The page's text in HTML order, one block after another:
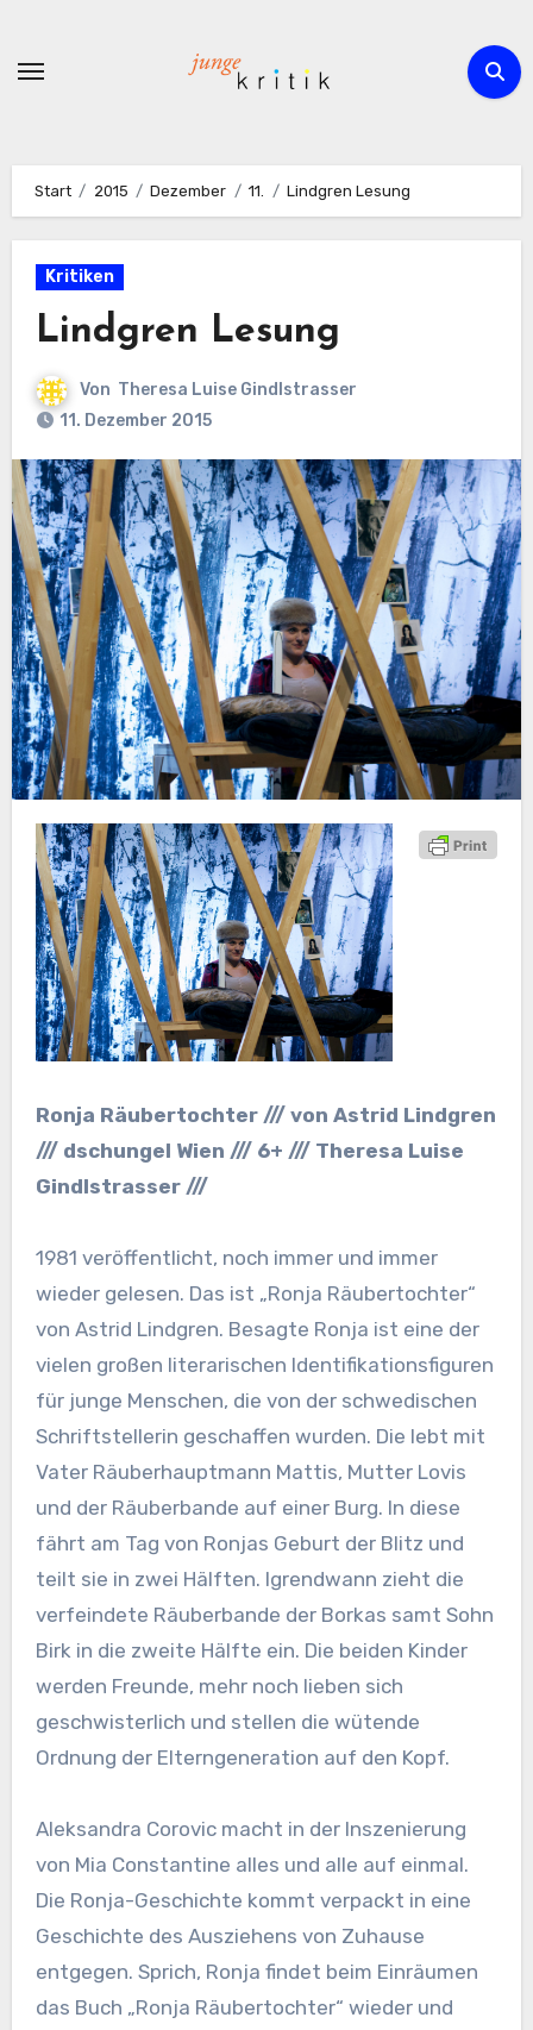
springen
Start 2015 Dezember 11. Lindgren Lesung
Kritiken
Lindgren Lesung
Von Theresa Luise Gindlstrasser
11. Dezember 2015
Ronja Räubertochter /// von Astrid Lindgren
/// dschungel Wien /// 6+ /// Theresa Luise
Gindlstrasser ///
1981 veröffentlicht, noch immer und immer
wieder gelesen. Das ist „Ronja Räubertochter“
von Astrid Lindgren. Besagte Ronja ist eine der
vielen großen literarischen Identifikationsfiguren
für junge Menschen, die von der schwedischen
Schriftstellerin geschaffen wurden. Die lebt mit
Vater Räuberhauptmann Mattis, Mutter Lovis
und der Räuberbande auf einer Burg. In diese
fährt am Tag von Ronjas Geburt der Blitz und
teilt sie in zwei Hälften. Igrendwann zieht die
verfeindete Räuberbande der Borkas samt Sohn
Birk in die zweite Hälfte ein. Die beiden Kinder
werden Freunde, mehr noch lieben sich
geschwisterlich und stellen die wütende
Ordnung der Elterngeneration auf den Kopf.
Aleksandra Corovic macht in der Inszenierung
von Mia Constantine alles und alle auf einmal.
Die Ronja-Geschichte kommt verpackt in eine
Geschichte des Ausziehens von Zuhause
entgegen. Sprich, Ronja findet beim Einräumen
das Buch „Ronja Räubertochter“ wieder und